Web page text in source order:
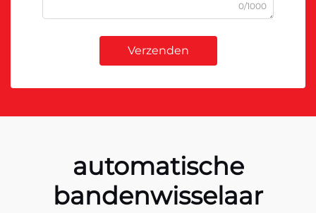
0/1000
Verzenden
automatische
bandenwisselaar